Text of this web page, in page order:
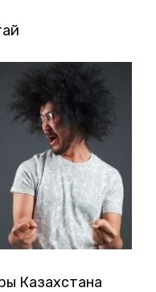
Казахстана